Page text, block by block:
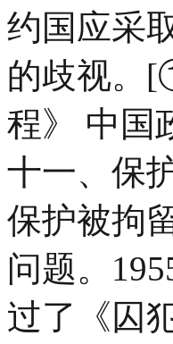
约国应采
的歧视。
程》 中国
十一、保
保护被拘
问题。
过了《囚